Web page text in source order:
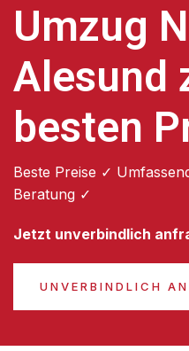
Umzug
Alesund
besten
Beste Preise ✓
Beratung ✓
Jetzt unverbindlich
UNVERBINDLICH